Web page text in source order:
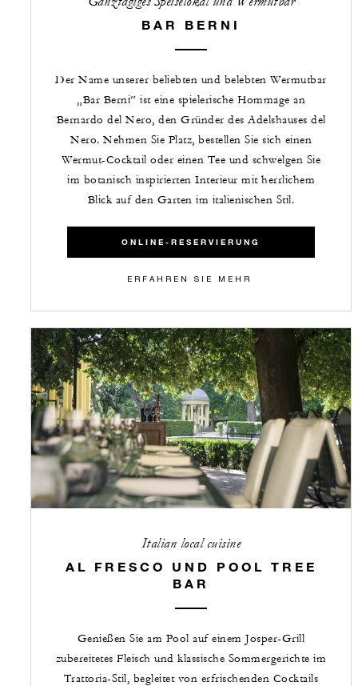
BAR BERNI
Der Name unserer beliebten und belebten Wermutbar
„Bar Berni“ ist eine spielerische Hommage an
Bernardo del Nero, den Gründer des Adelshauses del
Nero. Nehmen Sie Platz, bestellen Sie sich einen
Wermut-Cocktail oder einen Tee und schwelgen Sie
im botanisch inspirierten Interieur mit herrlichem
Blick auf den Garten im italienischen Stil.
ONLINE-RESERVIERUNG
ERFAHREN SIE MEHR
Italian local cuisine
AL FRESCO UND POOL TREE
BAR
Genießen Sie am Pool auf einem Josper-Grill
zubereitetes Fleisch und klassische Sommergerichte im
Trattoria-Stil, begleitet von erfrischenden Cocktails